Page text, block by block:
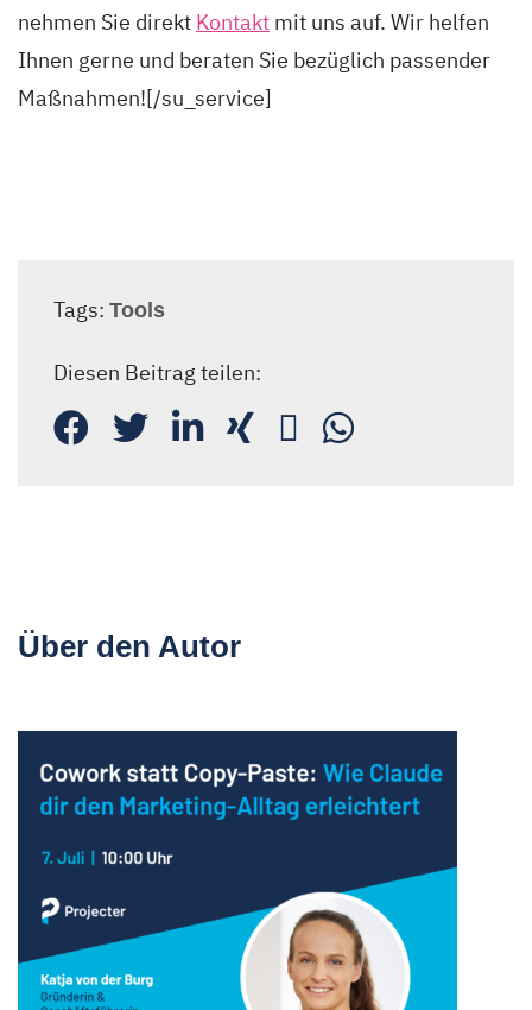
nehmen Sie direkt Kontakt mit uns auf. Wir helfen
Ihnen gerne und beraten Sie bezüglich passender
Maßnahmen![/su_service]
Tags: Tools
Diesen Beitrag teilen:
Über den Autor